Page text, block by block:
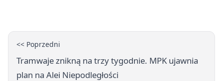
<< Poprzedni
Tramwaje znikną na trzy tygodnie. MPK ujawnia
plan na Alei Niepodległości